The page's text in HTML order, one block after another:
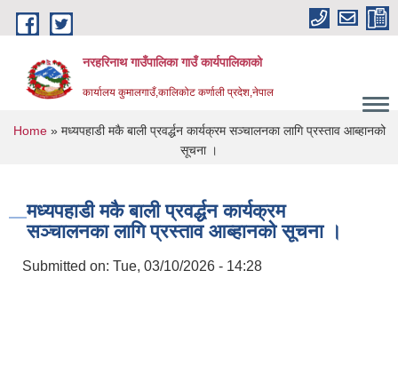
Skip to main content
नरहरिनाथ गाउँपालिका गाउँ कार्यपालिकाको
कार्यालय कुमालगाउँ,कालिकोट कर्णाली प्रदेश,नेपाल
You are here
Home» मध्यपहाडी मकै बाली प्रवर्द्धन कार्यक्रम सञ्‍चालनका लागि प्रस्ताव आब्हानको
सूचना ।
मध्यपहाडी मकै बाली प्रवर्द्धन कार्यक्रम
सञ्‍चालनका लागि प्रस्ताव आब्हानको सूचना ।
Submitted on: Tue, 03/10/2026 - 14:28